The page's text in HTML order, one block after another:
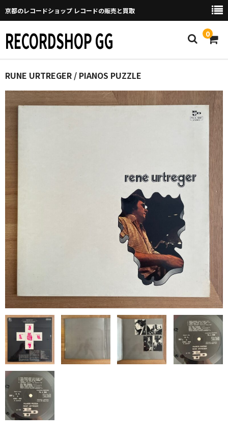
京都のレコードショップ レコードの販売と買取
RECORDSHOP GG 0
Home
マイページ
GGについて
GG RECORD （当店のレーベル）
BLUE NOTE
JAZZ-EU
JAZZ-JP
JAZZ-VOCAL
J-POP
ROCK
RUNE URTREGER / PIANOS PUZZLE